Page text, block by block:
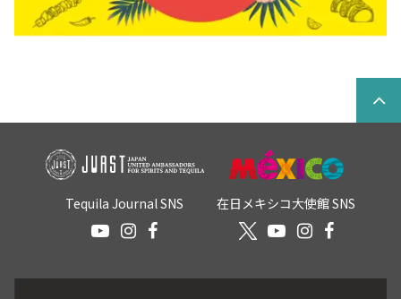
Tequila Journal SNS 在日メキシコ大使館 SNS